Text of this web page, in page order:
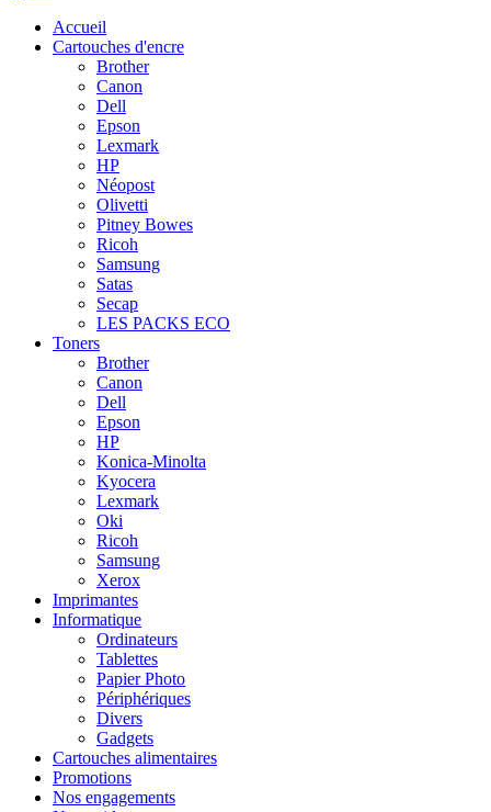
Accueil
Cartouches d'encre
Brother
Canon
Dell
Epson
Lexmark
HP
Néopost
Olivetti
Pitney Bowes
Ricoh
Samsung
Satas
Secap
LES PACKS ECO
Toners
Brother
Canon
Dell
Epson
HP
Konica-Minolta
Kyocera
Lexmark
Oki
Ricoh
Samsung
Xerox
Imprimantes
Informatique
Ordinateurs
Tablettes
Papier Photo
Périphériques
Divers
Gadgets
Cartouches alimentaires
Promotions
Nos engagements